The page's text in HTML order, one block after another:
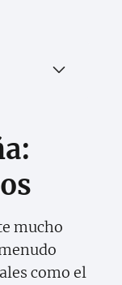
mucho
como el